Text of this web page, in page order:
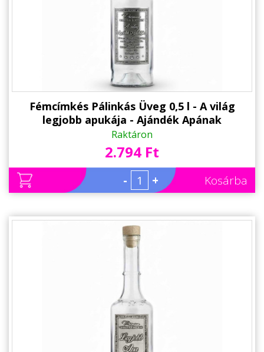
Fémcímkés Pálinkás Üveg 0,5 l - A világ
legjobb apukája - Ajándék Apának
Raktáron
2.794 Ft
- + Kosárba